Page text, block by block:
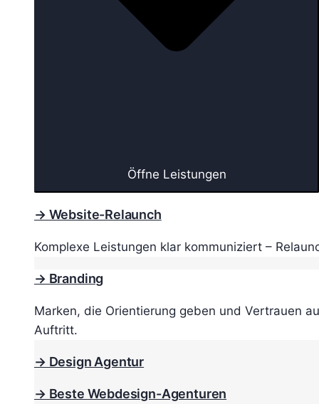
Öffne Leistungen
→ Website-Relaunch
Komplexe Leistungen klar kommuniziert –
→ Branding
Marken, die Orientierung geben und Vertrauen
Auftritt.
→ Design Agentur
→ Beste Webdesign-Agenturen